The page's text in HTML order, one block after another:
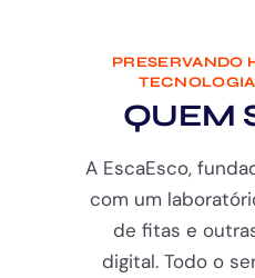
PRESERVANDO
QUEM
A EscaEsco,
com um
de fitas e
digital. Todo o